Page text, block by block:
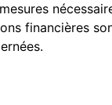
financières